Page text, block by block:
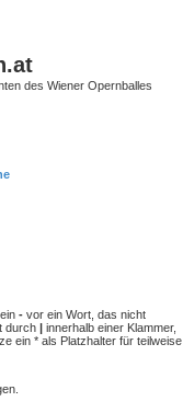
des Wiener Opernballes
- vor ein Wort, das nicht
durch | innerhalb einer Klammer,
ein * als Platzhalter für teilweise